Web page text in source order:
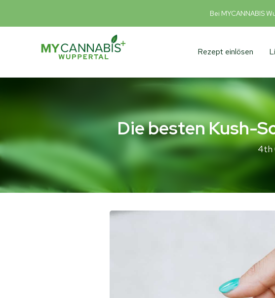
Bei MYCANNABIS
Rezept einlösen
Die besten Kush-
4th